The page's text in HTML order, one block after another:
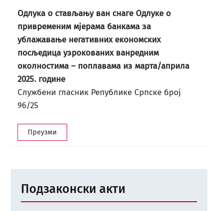
Одлука о стављању ван снаге Одлуке о
привременим мјерама банкама за
ублажавање негативних економских
посљедица узрокованих ванредним
околностима – поплавама из марта/априла
2025. године
Службени гласник Републике Српске број
96/25
Преузми
Подзаконски акти